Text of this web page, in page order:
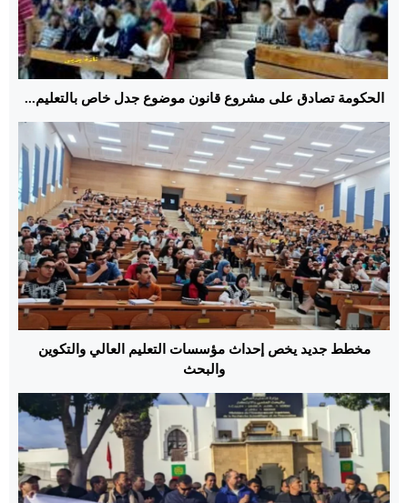
الحكومة تصادق على مشروع قانون موضوع جدل خاص بالتعليم...
مخطط جديد يخص إحداث مؤسسات التعليم العالي والتكوين
والبحث